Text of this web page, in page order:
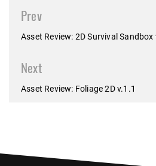
Post
navigation
Prev
Asset Review: 2D Survival Sandbox
Next
Asset Review: Foliage 2D v.1.1